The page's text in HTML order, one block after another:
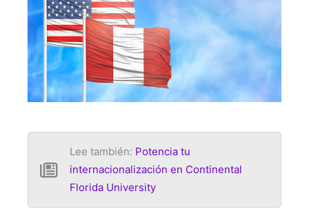
Lee también: Potencia tu
internacionalización en Continental
Florida University